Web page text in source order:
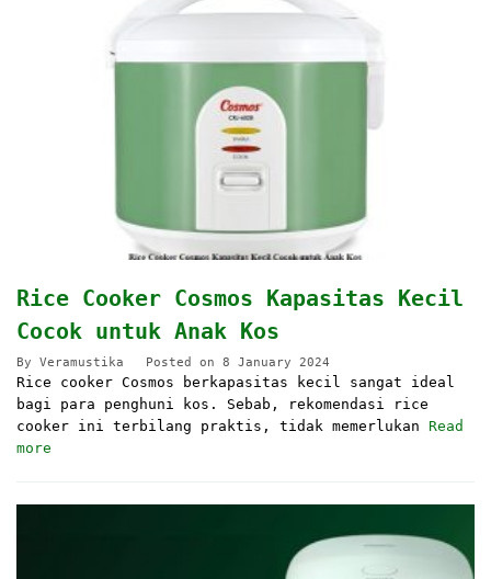
Rice Cooker Cosmos Kapasitas Kecil
Cocok untuk Anak Kos
By Veramustika Posted on 8 January 2024
Rice cooker Cosmos berkapasitas kecil sangat ideal
bagi para penghuni kos. Sebab, rekomendasi rice
cooker ini terbilang praktis, tidak memerlukan Read
more